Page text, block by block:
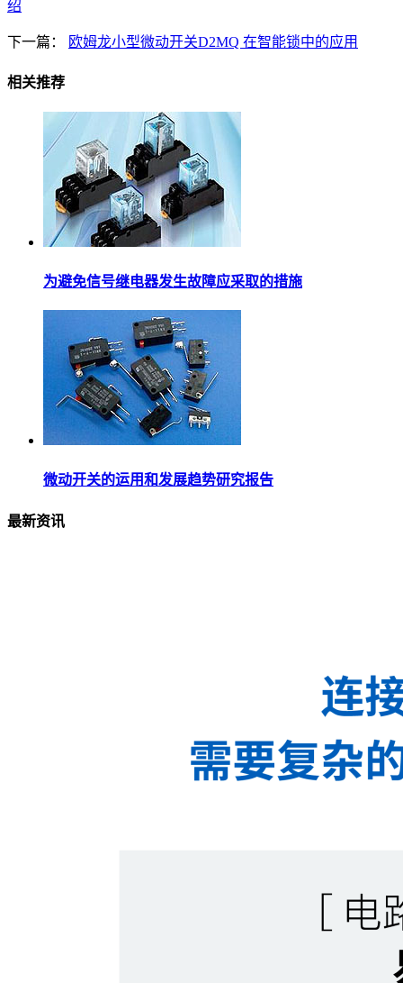
绍
下一篇： 欧姆龙小型微动开关D2MQ 在智能锁中的应用
相关推荐
为避免信号继电器发生故障应采取的措施
微动开关的运用和发展趋势研究报告
最新资讯